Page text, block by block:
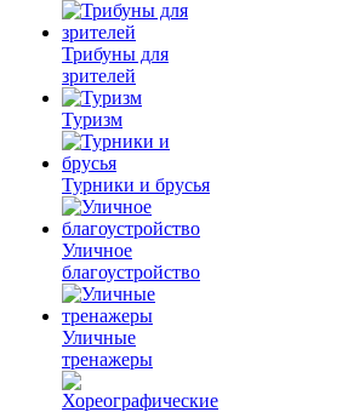
Трибуны для
зрителей
Туризм
Турники и брусья
Уличное
благоустройство
Уличные
тренажеры